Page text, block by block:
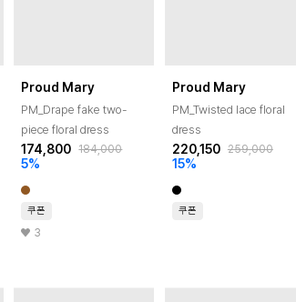
Proud Mary
PM_Drape fake two-
piece floral dress
174,800 184,000
5%
쿠폰
3
Proud Mary
PM_Twisted lace floral
dress
220,150 259,000
15%
쿠폰